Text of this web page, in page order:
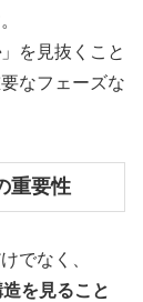
」を見抜くこと
なフェーズな
重要性
でなく、
を見ること